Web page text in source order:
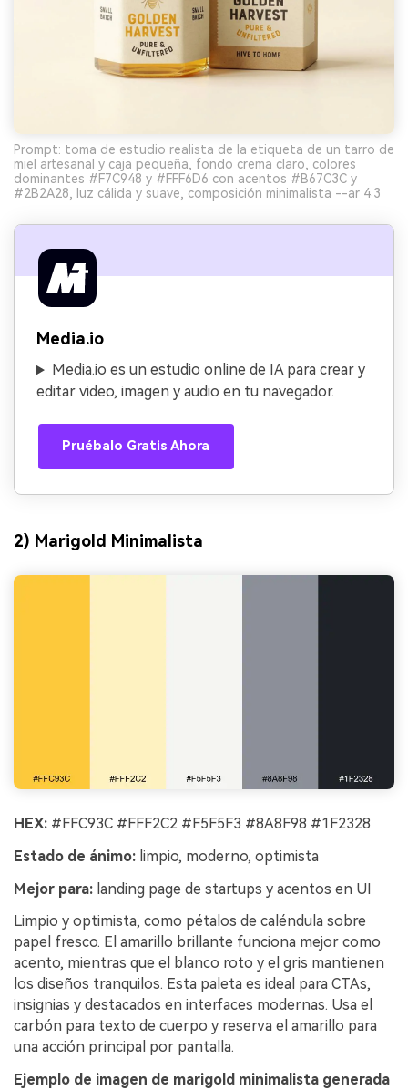
Prompt: toma de estudio realista de la etiqueta de un tarro de
miel artesanal y caja pequeña, fondo crema claro, colores
dominantes #F7C948 y #FFF6D6 con acentos #B67C3C y
#2B2A28, luz cálida y suave, composición minimalista --ar 4:3
Media.io
Media.io es un estudio online de IA para crear y
editar video, imagen y audio en tu navegador.
Pruébalo Gratis Ahora
2) Marigold Minimalista
HEX: #FFC93C #FFF2C2 #F5F5F3 #8A8F98 #1F2328
Estado de ánimo: limpio, moderno, optimista
Mejor para: landing page de startups y acentos en UI
Limpio y optimista, como pétalos de caléndula sobre
papel fresco. El amarillo brillante funciona mejor como
acento, mientras que el blanco roto y el gris mantienen
los diseños tranquilos. Esta paleta es ideal para CTAs,
insignias y destacados en interfaces modernas. Usa el
carbón para texto de cuerpo y reserva el amarillo para
una acción principal por pantalla.
Ejemplo de imagen de marigold minimalista generada